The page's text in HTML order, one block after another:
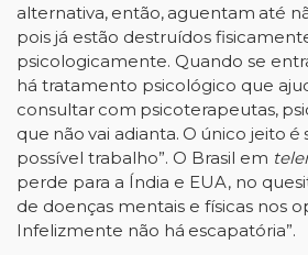
alternativa, então, aguentam até
pois já estão destruídos
psicologicamente. Quando se
há tratamento psicológico que
consultar com psicoterapeutas,
que não vai adianta. O único jeito é
possível trabalho”. O Brasil em
perde para a Índia e EUA, no
de doenças mentais e físicas nos
Infelizmente não há escapatória”.